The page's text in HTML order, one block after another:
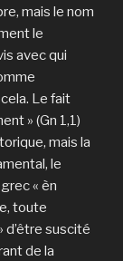
mais le nom
le
avec qui
Le fait
» (Gn 1,1)
mais la
le
« èn
toute
d’être suscité
de la